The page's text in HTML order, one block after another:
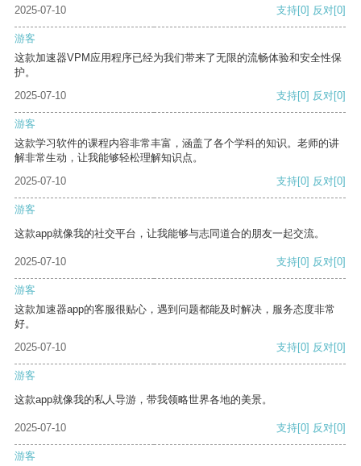
2025-07-10
支持[0] 反对[0]
游客
这款加速器VPM应用程序已经为我们带来了无限的流畅体验和安全性保
护。
2025-07-10
支持[0] 反对[0]
游客
这款学习软件的课程内容非常丰富，涵盖了各个学科的知识。老师的讲
解非常生动，让我能够轻松理解知识点。
2025-07-10
支持[0] 反对[0]
游客
这款app就像我的社交平台，让我能够与志同道合的朋友一起交流。
2025-07-10 支持[0] 反对[0]
游客
这款加速器app的客服很贴心，遇到问题都能及时解决，服务态度非常
好。
2025-07-10
支持[0] 反对[0]
游客
这款app就像我的私人导游，带我领略世界各地的美景。
2025-07-10 支持[0] 反对[0]
游客